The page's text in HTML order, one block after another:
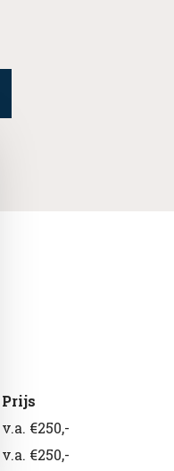
Prijs
v.a. €250,-
v.a. €250,-